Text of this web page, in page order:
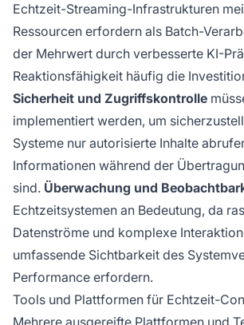
Echtzeit-Streaming-Infrastrukturen
Ressourcen erfordern als Batch-
der Mehrwert durch verbesserte KI-
Reaktionsfähigkeit häufig die
Sicherheit und Zugriffskontrolle
implementiert werden, um
Systeme nur autorisierte Inhalte
Informationen während der
sind. Überwachung und
Echtzeitsystemen an Bedeutung, da
Datenströme und komplexe
umfassende Sichtbarkeit des
Performance erfordern.
Tools und Plattformen für Echtzeit-
Mehrere ausgereifte Plattformen und